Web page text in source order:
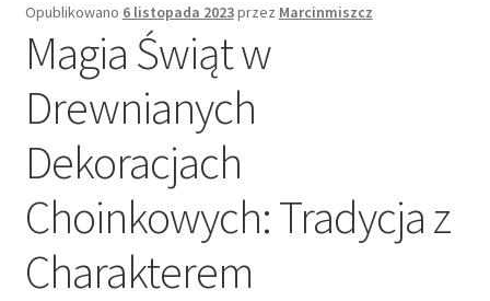
Opublikowano 6 listopada 2023przez Marcinmiszcz
Magia Świąt w
Drewnianych
Dekoracjach
Choinkowych: Tradycja z
Charakterem